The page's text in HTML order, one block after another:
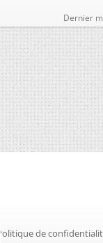
Dernier
Politique de